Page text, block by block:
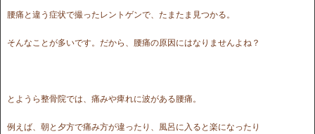
腰痛と違う症状で撮ったレントゲンで、たまたま見つかる。
そんなことが多いです。だから、腰痛の原因にはなりませんよね？
とようら整骨院では、痛みや痺れに波がある腰痛。
例えば、朝と夕方で痛み方が違ったり、風呂に入ると楽になったり